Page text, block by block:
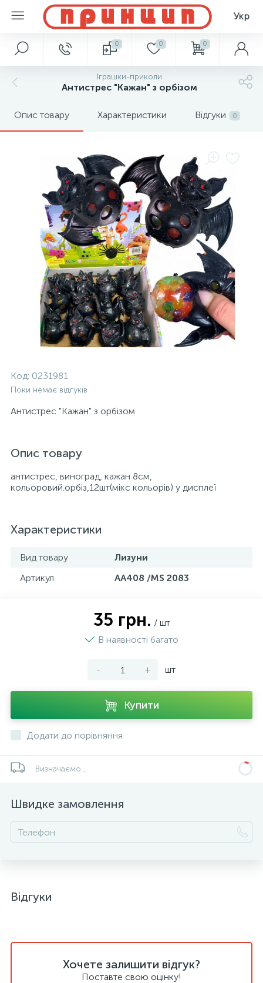
Укр
0 0 0
Іграшки-приколи
Антистрес "Кажан" з орбізом
Опис товару Характеристики Відгуки 0
Код: 0231981
Поки немає відгуків
Антистрес "Кажан" з орбізом
Опис товару
антистрес, виноград, кажан 8см,
кольоровий.орбіз,12шт(мікс кольорів) у дисплеї
Характеристики
Вид товару
Лизуни
Артикул
АА408 /MS 2083
35 грн. / шт
В наявності багато
- + шт
Купити
Додати до порівняння
Визначаємо...
Швидке замовлення
Відгуки
Хочете залишити відгук?
Поставте свою оцінку!